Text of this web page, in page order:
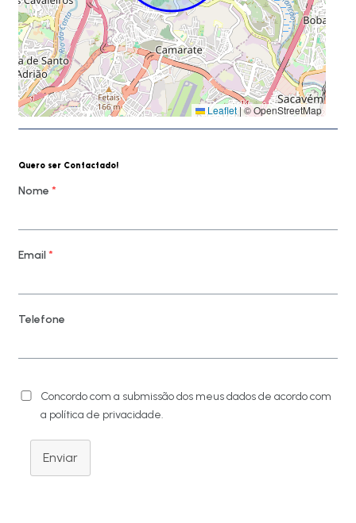
Leaflet |© OpenStreetMap
Quero ser Contactado!
Nome *
Email*
Telefone
Concordo com a submissão dos meus dados de acordo com
a política de privacidade.
Enviar